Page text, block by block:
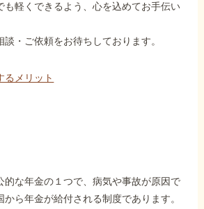
も軽くできるよう、心を込めてお手伝い
・ご依頼をお待ちしております。
るメリット
的な年金の１つで、病気や事故が原因で
ら年金が給付される制度であります。